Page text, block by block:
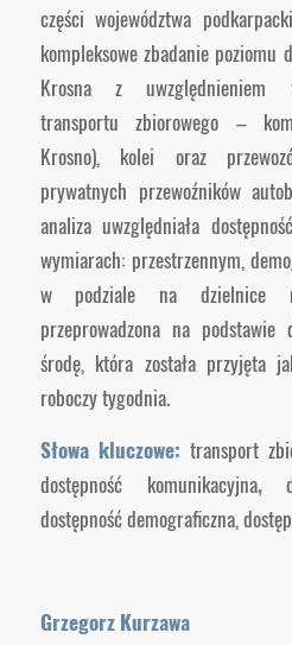
części województwa
kompleksowe zbadanie poziomu
Krosna z uwzględnieniem
transportu zbiorowego –
Krosno), kolei oraz
prywatnych przewoźników
analiza uwzględniała
wymiarach: przestrzennym,
w podziale na dzielnice
przeprowadzona na podstawie
środę, która została przyjęta
roboczy tygodnia.
Słowa kluczowe: transport
dostępność komunikacyjna,
dostępność demograficzna,
Grzegorz Kurzawa